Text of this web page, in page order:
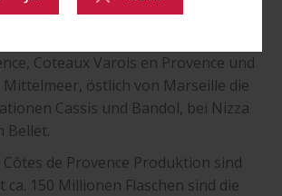
Coteaux Varois en Provence und
Mittelmeer, östlich von Marseille die
Cassis und Bandol, bei Nizza
Bellet.
Côtes de Provence Produktion sind
ca. 150 Millionen Flaschen sind die